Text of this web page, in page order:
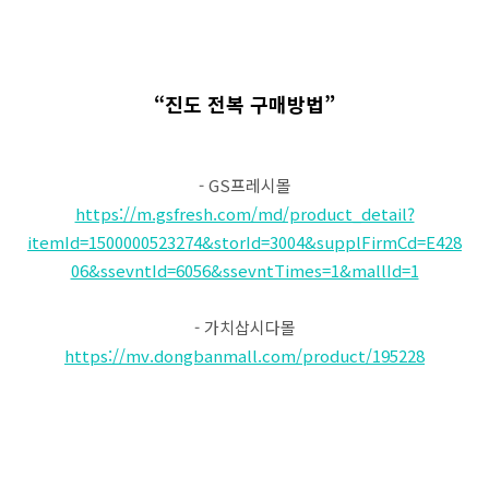
“진도 전복 구매방법”
- GS프레시몰
https://m.gsfresh.com/md/product_detail?
itemId=1500000523274&storId=3004&supplFirmCd=E428
06&ssevntId=6056&ssevntTimes=1&mallId=1
- 가치삽시다몰
https://mv.dongbanmall.com/product/195228